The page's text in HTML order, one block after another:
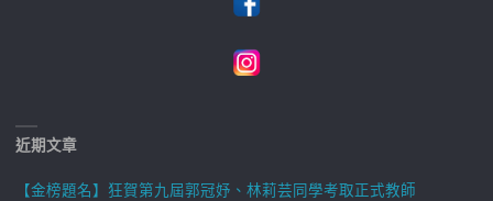
近期文章
【金榜題名】狂賀第九屆郭冠妤、林莉芸同學考取正式教師